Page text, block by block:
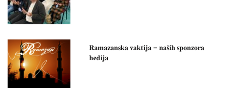
𝐑𝐚𝐦𝐚𝐳𝐚𝐧𝐬𝐤𝐚 𝐯𝐚𝐤𝐭𝐢𝐣𝐚 – 𝐧𝐚𝐬̌𝐢𝐡 𝐬𝐩𝐨𝐧𝐳𝐨𝐫𝐚
𝐡𝐞𝐝𝐢𝐣𝐚